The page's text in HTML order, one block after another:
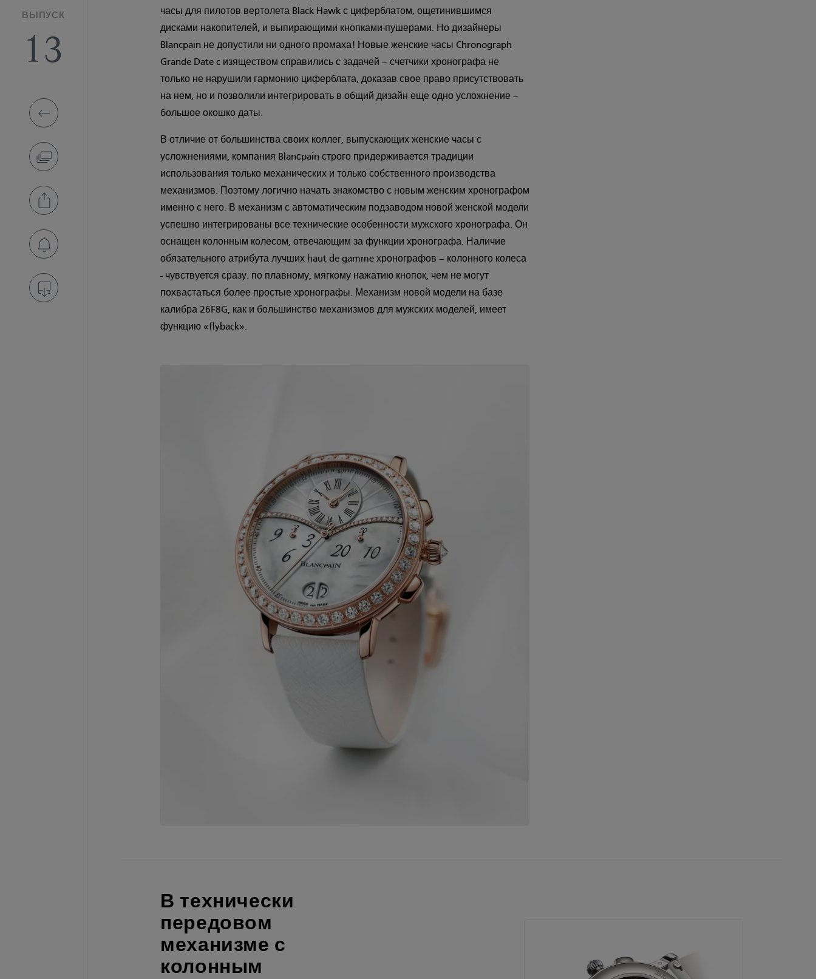
ВЫПУСК
13
часы для пилотов вертолета Black Hawk с циферблатом, ощетинившимся
дисками накопителей, и выпирающими кнопками-пушерами. Но дизайнеры
Blancpain не допустили ни одного промаха! Новые женские часы Chronograph
Grande Date c изяществом справились с задачей – счетчики хронографа не
только не нарушили гармонию циферблата, доказав свое право присутствовать
на нем, но и позволили интегрировать в общий дизайн еще одно усложнение –
большое окошко даты.
В отличие от большинства своих коллег, выпускающих женские часы с
усложнениями, компания Blanсpain строго придерживается традиции
использования только механических и только собственного производства
механизмов. Поэтому логично начать знакомство с новым женским хронографом
именно с него. В механизм с автоматическим подзаводом новой женской модели
успешно интегрированы все технические особенности мужского хронографа. Он
оснащен колонным колесом, отвечающим за функции хронографа. Наличие
обязательного атрибута лучших haut de gamme хронографов – колонного колеса
- чувствуется сразу: по плавному, мягкому нажатию кнопок, чем не могут
похвастаться более простые хронографы. Механизм новой модели на базе
калибра 26F8G, как и большинство механизмов для мужских моделей, имеет
функцию «flyback».
В технически
передовом
механизме с
колонным